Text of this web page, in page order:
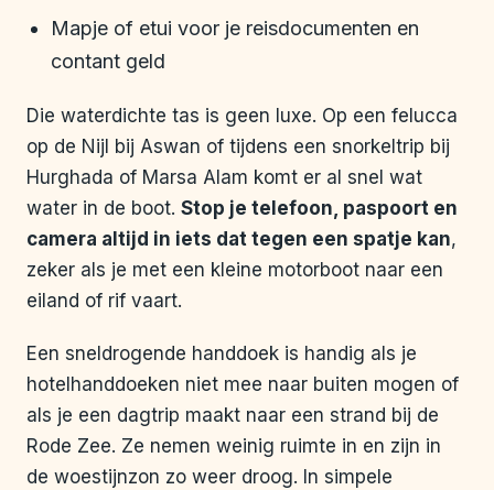
Mapje of etui voor je reisdocumenten en
contant geld
Die waterdichte tas is geen luxe. Op een felucca
op de Nijl bij Aswan of tijdens een snorkeltrip bij
Hurghada of Marsa Alam komt er al snel wat
water in de boot. Stop je telefoon, paspoort en
camera altijd in iets dat tegen een spatje kan,
zeker als je met een kleine motorboot naar een
eiland of rif vaart.
Een sneldrogende handdoek is handig als je
hotelhanddoeken niet mee naar buiten mogen of
als je een dagtrip maakt naar een strand bij de
Rode Zee. Ze nemen weinig ruimte in en zijn in
de woestijnzon zo weer droog. In simpele